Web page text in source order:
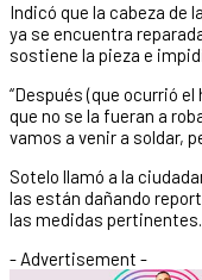
Indicó que la cabeza de
ya se encuentra
sostiene la pieza e
“Después (que ocurrió
que no se la fueran a
vamos a venir a soldar,
Sotelo llamó a la
las están dañando
las medidas pertinentes.
- Advertisement -